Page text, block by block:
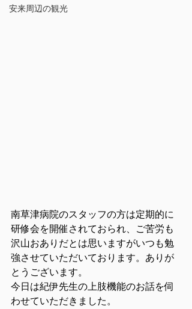
安来周辺の観光
南草津病院のスタッフの方は定期的に
研修会を開催されておられ、ご苦労も
沢山おありだとは思いますがいつも勉
強させていただいております。ありが
とうございます。
今日は紀伊先生の上肢機能のお話を伺
わせていただきました。